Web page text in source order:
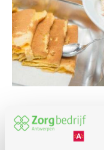
Culinair Kombine